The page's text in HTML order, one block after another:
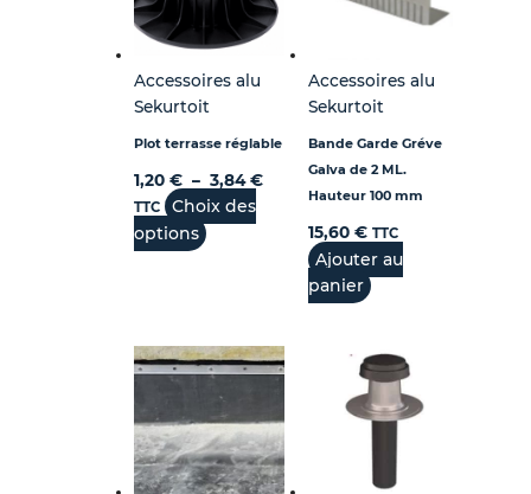
Accessoires alu
Sekurtoit
Plot terrasse réglable
1,20 € – 3,84€
TTC
Choix des
options
Accessoires alu
Sekurtoit
Bande Garde Gréve
Galva de 2 ML.
Hauteur 100 mm
15,60 € TTC
Ajouter au
panier